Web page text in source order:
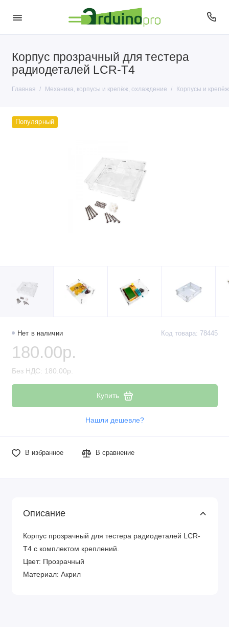
Корпус прозрачный для тестера
радиодеталей LCR-T4
Главная Механика, корпусы и крепёж, охлаждение Корпусы и крепёж
Корпусы и крепёж
Моторы, сервоприводы и помпы
Популярный
Нет в наличии Код товара: 78445
180.00р.
Без НДС: 180.00р.
Купить
Нашли дешевле?
В избранное В сравнение
Описание
Корпус прозрачный для тестера радиодеталей LCR-
T4 с комплектом креплений.
Цвет: Прозрачный
Материал: Акрил